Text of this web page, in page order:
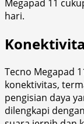
Megapad 11
hari.
Tecno Megapad
konektivitas,
pengisian daya
dilengkapi